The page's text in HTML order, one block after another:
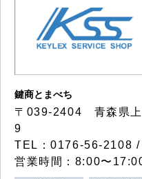
鍵商とまべち
〒039-2404 青森県上
9
TEL：0176-56-2108
営業時間：8:00〜